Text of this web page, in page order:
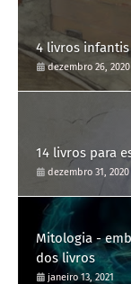
4 livros
dezembro 26, 2020
14 livros para
dezembro 31, 2020
Mitologia -
dos livros
janeiro 13, 2021